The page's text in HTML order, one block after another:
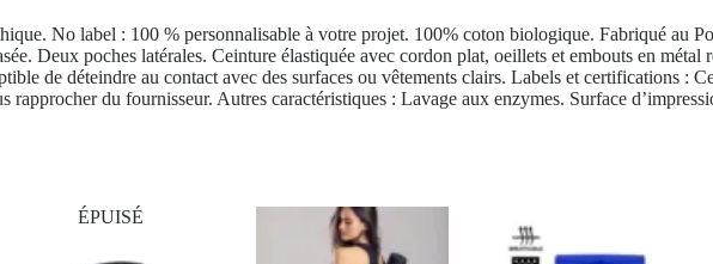
No label : 100 % personnalisable à votre projet. 100% coton biologique. Fabriqué au
Deux poches latérales. Ceinture élastiquée avec cordon plat, oeillets et embouts en
de déteindre au contact avec des surfaces ou vêtements clairs. Labels et certifications :
du fournisseur. Autres caractéristiques : Lavage aux enzymes. Surface
ÉPUISÉ